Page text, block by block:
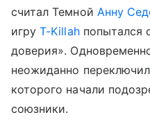
считал Темной Анну
игруT-Killahпопытался
доверия».
неожиданно
которого начали
союзники.